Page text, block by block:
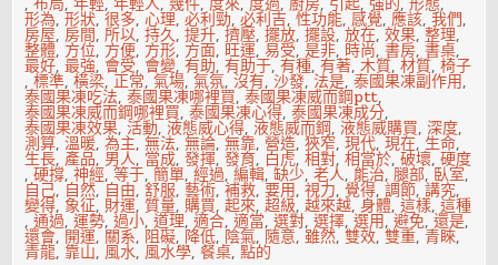
形為,形狀,很多,心理,必利勁,必利吉,性功能,感覺,應該,我們,
房屋,房間,所以,持久,提升,擠壓,擺放,擺設,放在,效果,整理,
整體, 方位, 方便, 方形, 方面, 旺運,易受,是非, 時尚,書房,書桌,
最好,最強, 會受, 會變,有助,有助于,有種,有著,木質,材質,椅子
,標準,橫梁,正常,氣場,氣氛,沒有,沙發, 法是,泰國果凍副作用,
泰國果凍吃法,泰國果凍哪裡買,泰國果凍威而鋼ptt,
泰國果凍威而鋼哪裡買,泰國果凍心得,泰國果凍成分,
泰國果凍效果,活動,液態威心得,液態威而鋼,液態威購買,深度,
測算,溫暖,為主,無法,無論,無靠,營造,狹窄,現代,現在,生命,
生長,產品, 男人, 當成,發揮,發育, 白虎,相對,相當於,破壞,硬度
,硬撐,神經,等于,簡單,經過,編輯,缺少,老人, 能治,腿部, 臥室,
自己, 自然, 自由,舒服,藝術,補救,要用,視力, 覺得,調節,講究,
變得, 象征, 財運,質量,購買,起來,超級,越來越,身體,這樣,這種
,通過,運勢,過小,道理,適合,適當,選對,選擇,選用,避免,還是,
還會, 開運, 關系, 阻礙, 降低, 陰氣, 隨意,雖然,雙效,雙重,青睞,
青龍,靠山, 風水, 風水學,餐桌,點的